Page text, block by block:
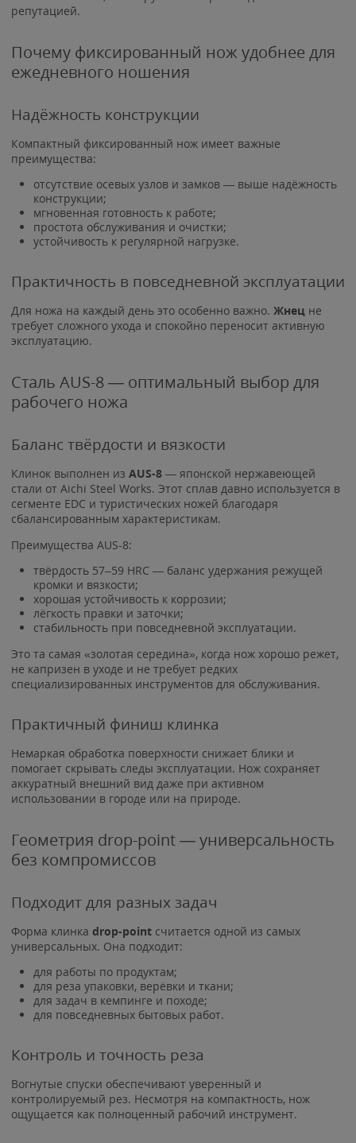
репутацией.
Почему фиксированный нож удобнее для
ежедневного ношения
Надёжность конструкции
Компактный фиксированный нож имеет важные
преимущества:
отсутствие осевых узлов и замков — выше надёжность
конструкции;
мгновенная готовность к работе;
простота обслуживания и очистки;
устойчивость к регулярной нагрузке.
Практичность в повседневной эксплуатации
Для ножа на каждый день это особенно важно. Жнец не
требует сложного ухода и спокойно переносит активную
эксплуатацию.
Сталь AUS-8 — оптимальный выбор для
рабочего ножа
Баланс твёрдости и вязкости
Клинок выполнен из AUS-8 — японской нержавеющей
стали от Aichi Steel Works. Этот сплав давно используется в
сегменте EDC и туристических ножей благодаря
сбалансированным характеристикам.
Преимущества AUS-8:
твёрдость 57–59 HRC — баланс удержания режущей
кромки и вязкости;
хорошая устойчивость к коррозии;
лёгкость правки и заточки;
стабильность при повседневной эксплуатации.
Это та самая «золотая середина», когда нож хорошо режет,
не капризен в уходе и не требует редких
специализированных инструментов для обслуживания.
Практичный финиш клинка
Немаркая обработка поверхности снижает блики и
помогает скрывать следы эксплуатации. Нож сохраняет
аккуратный внешний вид даже при активном
использовании в городе или на природе.
Геометрия drop-point — универсальность
без компромиссов
Подходит для разных задач
Форма клинка drop-point считается одной из самых
универсальных. Она подходит:
для работы по продуктам;
для реза упаковки, верёвки и ткани;
для задач в кемпинге и походе;
для повседневных бытовых работ.
Контроль и точность реза
Вогнутые спуски обеспечивают уверенный и
контролируемый рез. Несмотря на компактность, нож
ощущается как полноценный рабочий инструмент.